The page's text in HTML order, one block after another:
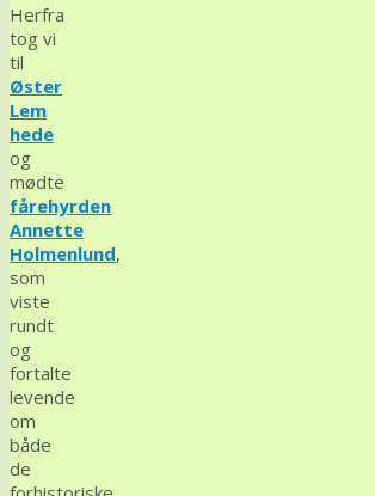
Herfra
tog vi
til
Øster
Lem
hede
og
mødte
fårehyrden
Annette
Holmenlund,
som
viste
rundt
og
fortalte
levende
om
både
de